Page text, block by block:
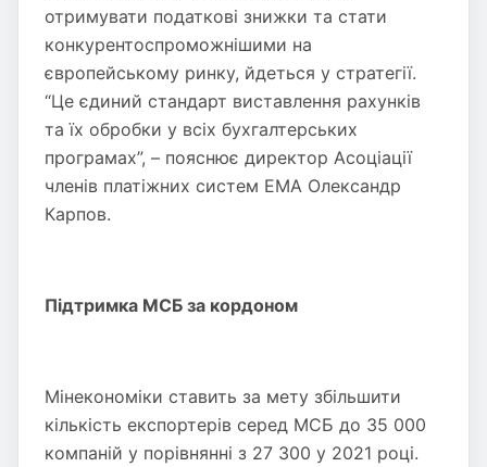
отримувати податкові знижки та стати
конкурентоспроможнішими на
європейському ринку, йдеться у стратегії.
“Це єдиний стандарт виставлення рахунків
та їх обробки у всіх бухгалтерських
програмах”, – пояснює директор Асоціації
членів платіжних систем EMA Олександр
Карпов.
Підтримка МСБ за кордоном
Мінекономіки ставить за мету збільшити
кількість експортерів серед МСБ до 35 000
компаній у порівнянні з 27 300 у 2021 році.